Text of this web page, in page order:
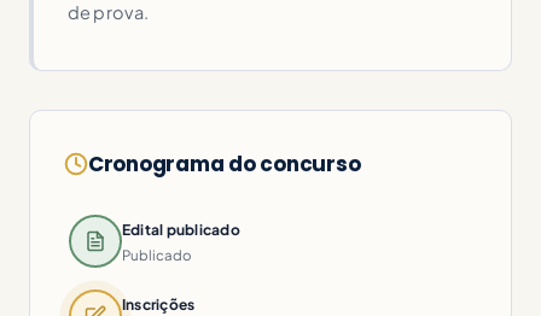
de prova.
Cronograma do concurso
Edital publicado
Publicado
Inscrições